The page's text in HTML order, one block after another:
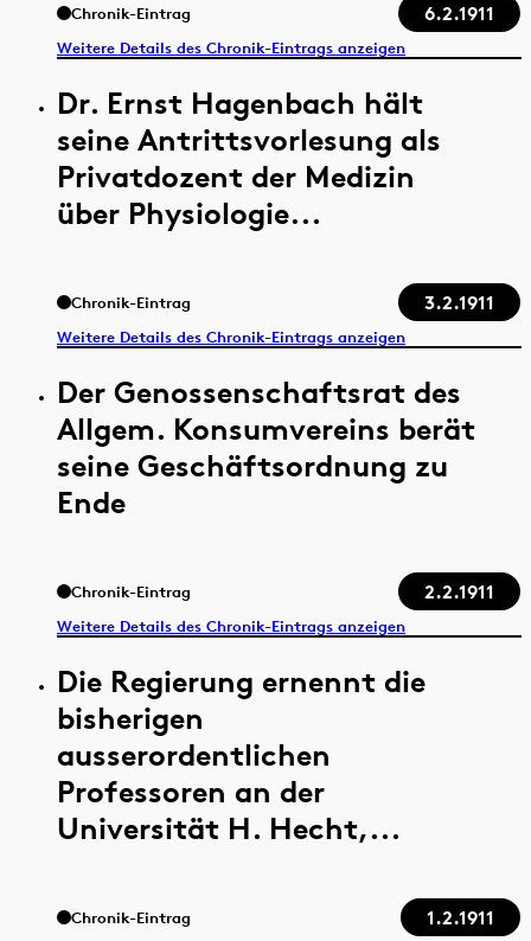
Chronik-Eintrag 6.2.1911
Weitere Details des Chronik-Eintrags anzeigen
Dr. Ernst Hagenbach hält
seine Antrittsvorlesung als
Privatdozent der Medizin
über Physiologie...
Chronik-Eintrag 3.2.1911
Weitere Details des Chronik-Eintrags anzeigen
Der Genossenschaftsrat des
Allgem. Konsumvereins berät
seine Geschäftsordnung zu
Ende
Chronik-Eintrag 2.2.1911
Weitere Details des Chronik-Eintrags anzeigen
Die Regierung ernennt die
bisherigen
ausserordentlichen
Professoren an der
Universität H. Hecht,...
Chronik-Eintrag 1.2.1911